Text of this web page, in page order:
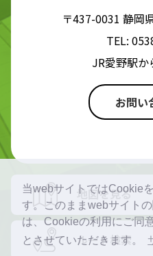
当webサイトではCookie
す。このままwebサイト
は、Cookieの利用にご同
とさせていただきます。
〒437-0031 静岡
TEL:
JR愛野駅
お問い
地図を見る
ルート検索